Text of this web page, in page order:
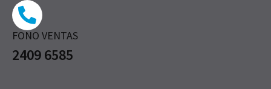
FONO VENTAS
2409 6585